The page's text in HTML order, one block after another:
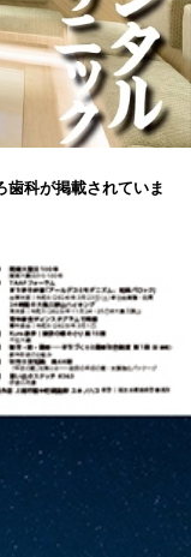
歯科が掲載されていま